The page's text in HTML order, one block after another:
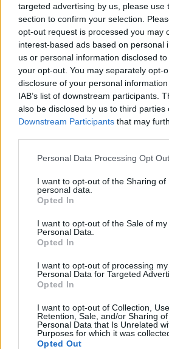
targeted advertising by us, please use
section to confirm your selection.
opt-out request is processed you may
interest-based ads based on personal
us or personal information disclosed
your opt-out. You may separately opt-
disclosure of your personal
IAB’s list of downstream participants.
also be disclosed by us to third parties
Downstream Participants that may
Personal Data Processing Opt
I want to opt-out of the Sharing of
personal data.
Opted In
I want to opt-out of the Sale of my
Personal Data.
Opted In
I want to opt-out of processing my
Personal Data for Targeted
Opted In
I want to opt-out of Collection, Use,
Retention, Sale, and/or Sharing
Personal Data that Is Unrelated
Purposes for which it was
Opted Out
Lifestyle
7.2.2023, 11:00
Yhteisvastuukeräys
ehkäisyyn